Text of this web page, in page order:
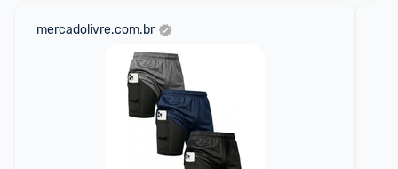
mercadolivre.com.br